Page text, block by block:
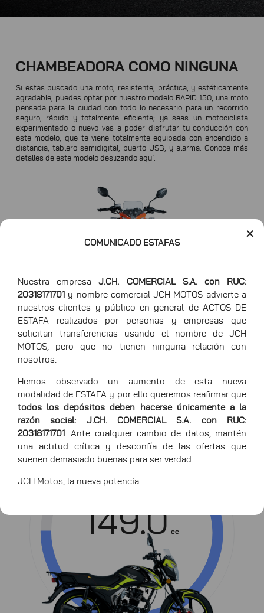
✕
COMUNICADO ESTAFAS
Nuestra empresaJ.CH. COMERCIAL S.A. con RUC:
20318171701 y nombre comercial JCH MOTOS advierte a
nuestros clientes y público en general de ACTOS DE
ESTAFA realizados por personas y empresas que
solicitan transferencias usando el nombre de JCH
MOTOS, pero que no tienen ninguna relación con
nosotros.
Hemos observado un aumento de esta nueva
modalidad de ESTAFA y por ello queremos reafirmar que
todos los depósitos deben hacerse únicamente a la
razón social: J.CH. COMERCIAL S.A. con RUC:
20318171701
. Ante cualquier cambio de datos, mantén
una actitud crítica y desconfía de las ofertas que
suenen demasiado buenas para ser verdad.
JCH Motos, la nueva potencia.
CHAMBEADORA COMO NINGUNA
Si estas buscado una moto, resistente, práctica, y estéticamente
agradable, puedes optar por nuestro modelo RAPID 150, una moto
pensada para la ciudad con todo lo necesario para un recorrido
seguro, rápido y totalmente eficiente; ya seas un motociclista
experimentado o nuevo vas a poder disfrutar tu conducción con
este modelo, que te viene totalmente equipada con encendido a
distancia, tablero semidigital, puerto USB, y alarma. Conoce más
detalles de este modelo deslizando aquí.
Largo 205 cm
Ancho
Alto 110 cm
Cilindrada
149.0 cc